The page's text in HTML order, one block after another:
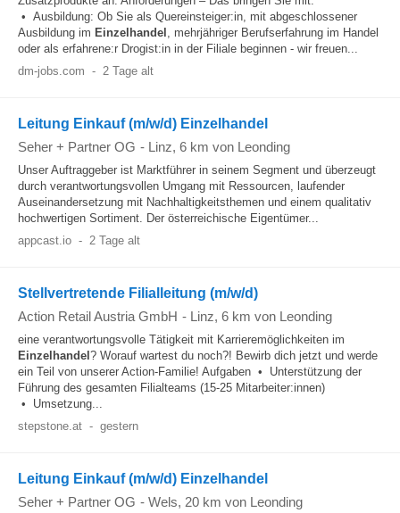
• Ausbildung: Ob Sie als Quereinsteiger:in, mit abgeschlossener
Ausbildung im Einzelhandel , mehrjähriger Berufserfahrung im Handel
oder als erfahrene:r Drogist:in in der Filiale beginnen - wir freuen...
dm-jobs.com - 2 Tage alt
Leitung Einkauf (m/w/d) Einzelhandel
Seher + Partner OG - Linz, 6 km von Leonding
Unser Auftraggeber ist Marktführer in seinem Segment und überzeugt
durch verantwortungsvollen Umgang mit Ressourcen, laufender
Auseinandersetzung mit Nachhaltigkeitsthemen und einem qualitativ
hochwertigen Sortiment. Der österreichische Eigentümer...
appcast.io - 2 Tage alt
Stellvertretende Filialleitung (m/w/d)
Action Retail Austria GmbH - Linz, 6 km von Leonding
eine verantwortungsvolle Tätigkeit mit Karrieremöglichkeiten im
Einzelhandel ? Worauf wartest du noch?! Bewirb dich jetzt und werde
ein Teil von unserer Action-Familie! Aufgaben • Unterstützung der
Führung des gesamten Filialteams (15-25 Mitarbeiter:innen)
• Umsetzung...
stepstone.at - gestern
Leitung Einkauf (m/w/d) Einzelhandel
Seher + Partner OG - Wels, 20 km von Leonding